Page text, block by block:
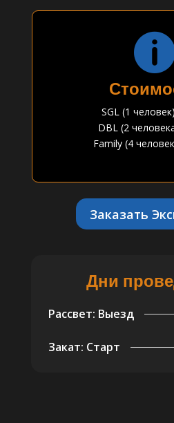
SGL (1
DBL (2
Family (4
Заказать
Дни
Рассвет: Выезд
Закат: Старт